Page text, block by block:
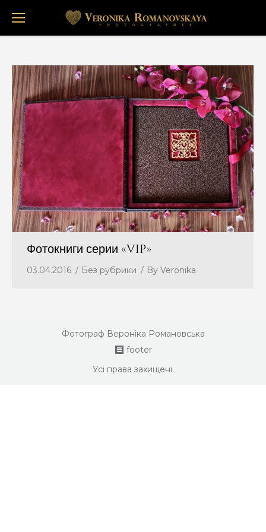
Фотокниги серии «VIP»
03.04.2016 Без рубрики By Veronika
Фотограф Вероніка Романовська
footer
Усі права захищені.